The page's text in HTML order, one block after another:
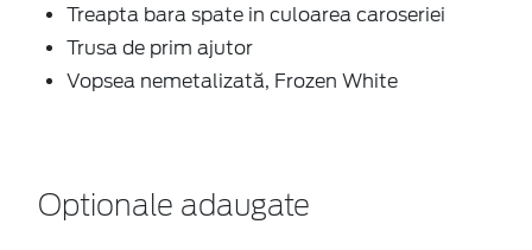
Treapta bara spate in culoarea caroseriei
Trusa de prim ajutor
Vopsea nemetalizată, Frozen White
Optionale adaugate